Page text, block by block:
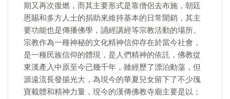
期又再次復燃，而其主要形式是靠僧侶去布施，朝廷
恩賜和多方人士的捐助來維持基本的日常開銷，其主
要功能也是傳播佛學，誦經講經等宗教活動的場所。
宗教作為一種神秘的文化精神信仰存在於當今社會，
是一種民族信仰的體現，是人們精神的依託，佛教從
東漢產入中原至今已幾千年，雖經歷了漂泊動蕩，但
源遠流長發揚光大，為現今的華夏兒女留下了不少瑰
寶載體和精神力量，現今的漢傳佛教寺廟主要是以；